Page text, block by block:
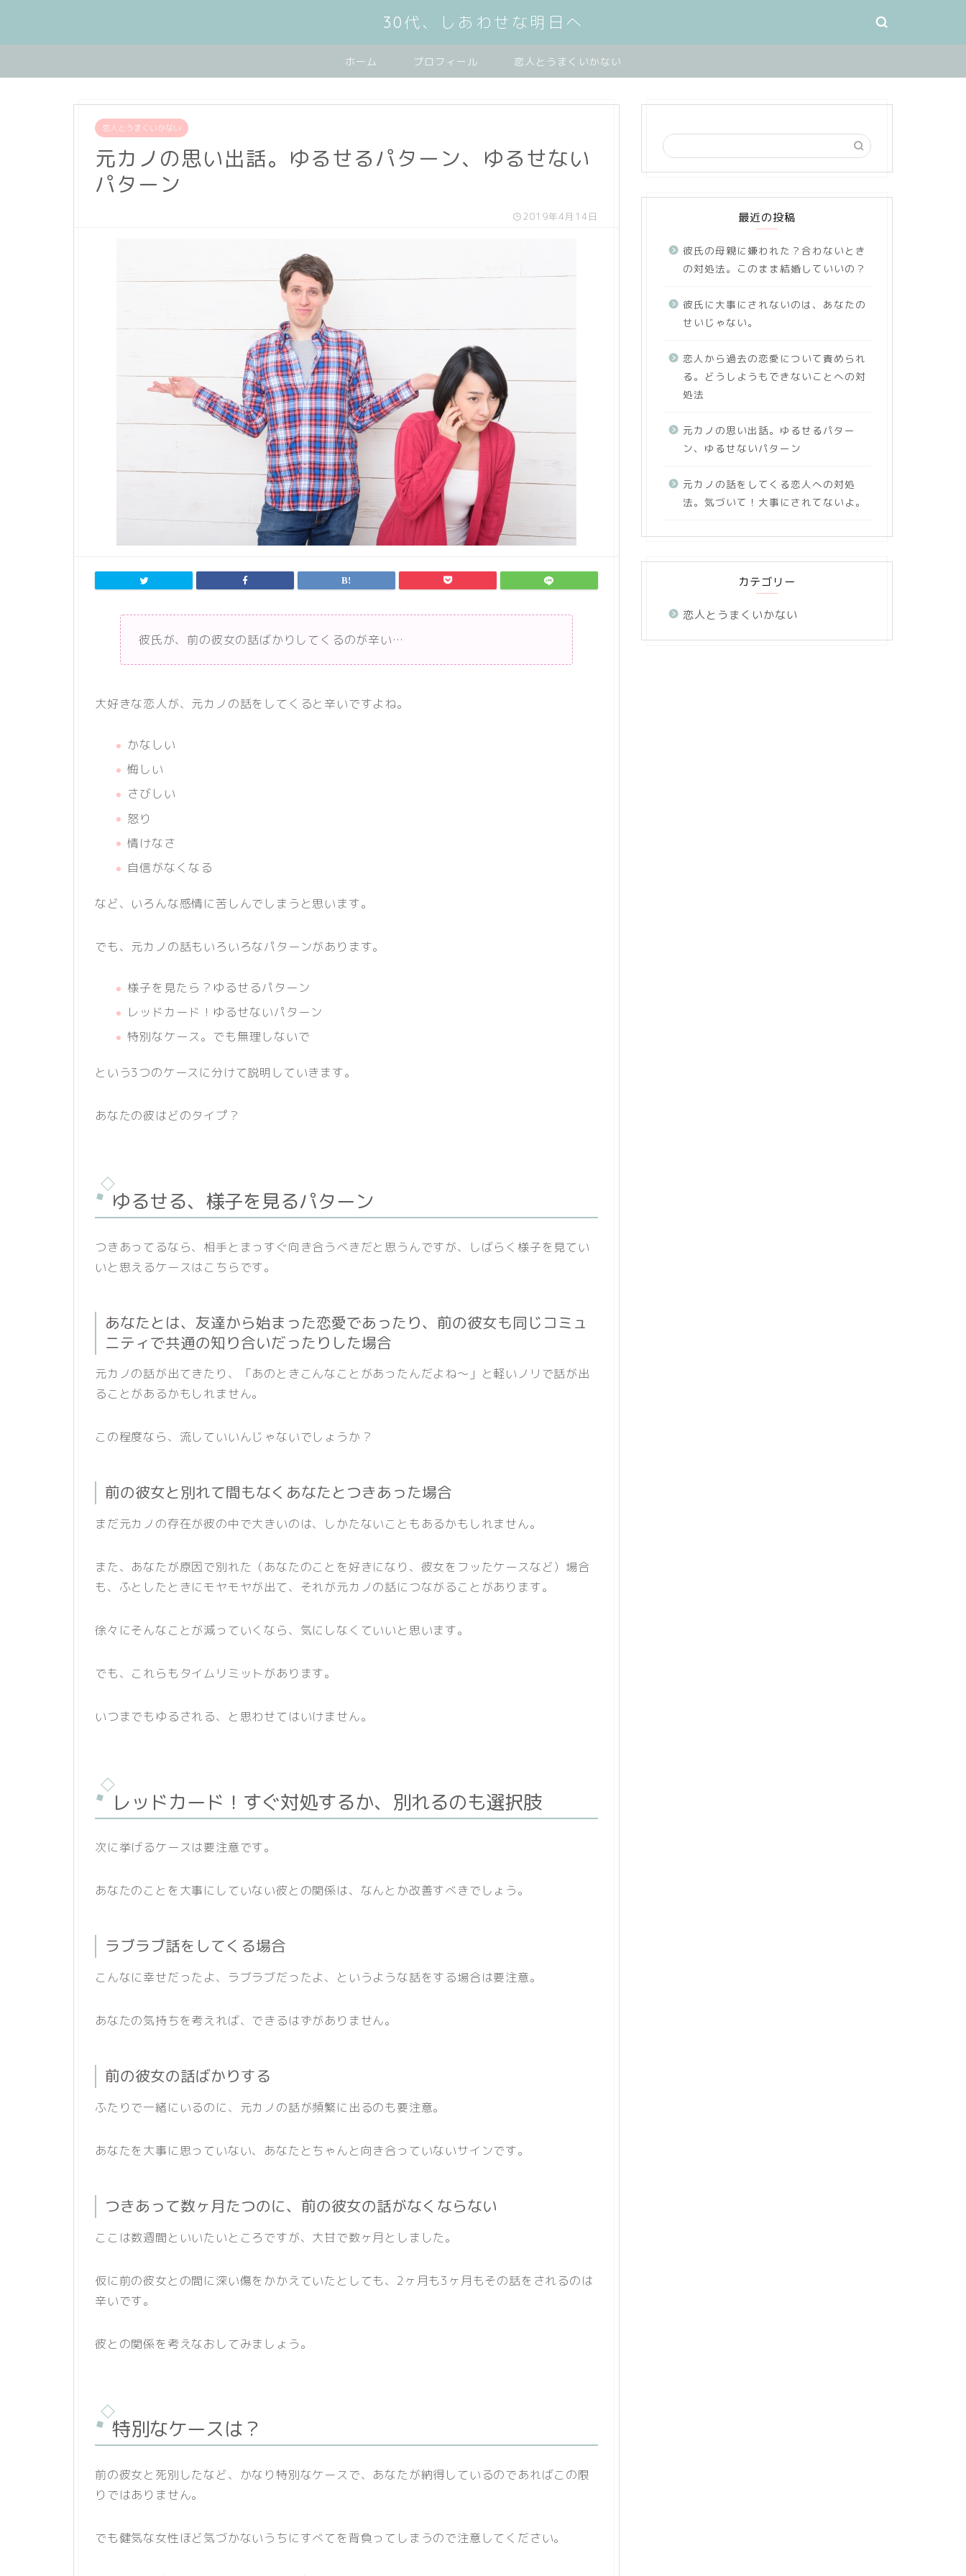
30代、しあわせな明日へ
ホーム プロフィール 恋人とうまくいかない
恋人とうまくいかない
元カノの思い出話。ゆるせるパターン、ゆるせない
パターン
2019年4月14日
彼氏が、前の彼女の話ばかりしてくるのが辛い…
大好きな恋人が、元カノの話をしてくると辛いですよね。
かなしい
悔しい
さびしい
怒り
情けなさ
自信がなくなる
など、いろんな感情に苦しんでしまうと思います。
でも、元カノの話もいろいろなパターンがあります。
様子を見たら？ゆるせるパターン
レッドカード！ゆるせないパターン
特別なケース。でも無理しないで
という3つのケースに分けて説明していきます。
あなたの彼はどのタイプ？
ゆるせる、様子を見るパターン
つきあってるなら、相手とまっすぐ向き合うべきだと思うんですが、しばらく様子を見てい
いと思えるケースはこちらです。
あなたとは、友達から始まった恋愛であったり、前の彼女も同じコミュ
ニティで共通の知り合いだったりした場合
元カノの話が出てきたり、「あのときこんなことがあったんだよね〜」と軽いノリで話が出
ることがあるかもしれません。
この程度なら、流していいんじゃないでしょうか？
前の彼女と別れて間もなくあなたとつきあった場合
まだ元カノの存在が彼の中で大きいのは、しかたないこともあるかもしれません。
また、あなたが原因で別れた（あなたのことを好きになり、彼女をフッたケースなど）場合
も、ふとしたときにモヤモヤが出て、それが元カノの話につながることがあります。
徐々にそんなことが減っていくなら、気にしなくていいと思います。
でも、これらもタイムリミットがあります。
いつまでもゆるされる、と思わせてはいけません。
レッドカード！すぐ対処するか、別れるのも選択肢
次に挙げるケースは要注意です。
あなたのことを大事にしていない彼との関係は、なんとか改善すべきでしょう。
ラブラブ話をしてくる場合
こんなに幸せだったよ、ラブラブだったよ、というような話をする場合は要注意。
あなたの気持ちを考えれば、できるはずがありません。
前の彼女の話ばかりする
ふたりで一緒にいるのに、元カノの話が頻繁に出るのも要注意。
あなたを大事に思っていない、あなたとちゃんと向き合っていないサインです。
つきあって数ヶ月たつのに、前の彼女の話がなくならない
ここは数週間といいたいところですが、大甘で数ヶ月としました。
仮に前の彼女との間に深い傷をかかえていたとしても、2ヶ月も3ヶ月もその話をされるのは
辛いです。
彼との関係を考えなおしてみましょう。
特別なケースは？
前の彼女と死別したなど、かなり特別なケースで、あなたが納得しているのであればこの限
りではありません。
でも健気な女性ほど気づかないうちにすべてを背負ってしまうので注意してください。
最近の投稿
彼氏の母親に嫌われた？合わないとき
の対処法。このまま結婚していいの？
彼氏に大事にされないのは、あなたの
せいじゃない。
恋人から過去の恋愛について責められ
る。どうしようもできないことへの対
処法
元カノの思い出話。ゆるせるパター
ン、ゆるせないパターン
元カノの話をしてくる恋人への対処
法。気づいて！大事にされてないよ。
カテゴリー
恋人とうまくいかない